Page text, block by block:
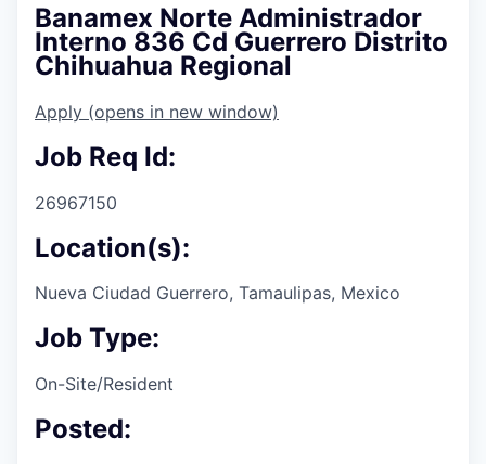
Banamex Norte Administrador
Interno 836 Cd Guerrero Distrito
Chihuahua Regional
Apply (opens in new window)
Job Req Id:
26967150
Location(s):
Nueva Ciudad Guerrero, Tamaulipas, Mexico
Job Type:
On-Site/Resident
Posted: